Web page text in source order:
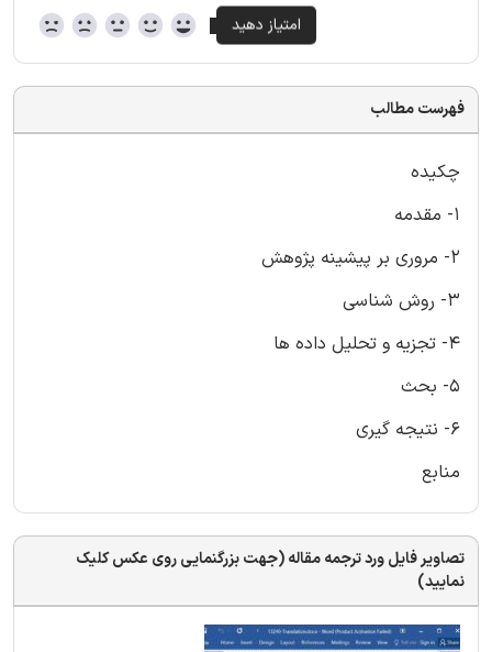
فهرست مطالب
چکیده
1- مقدمه
2- مروری بر پیشینه پژوهش
3- روش شناسی
4- تجزیه و تحلیل داده ها
5- بحث
6- نتیجه گیری
منابع
تصاویر فایل ورد ترجمه مقاله (جهت بزرگنمایی روی عکس کلیک
نمایید)